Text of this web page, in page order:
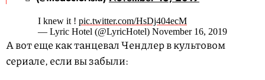
I knew it ! pic.twitter.com/HsDj404ecM
— Lyric Hotel (@LyricHotel) November 16, 2019
А вот еще как танцевал Чендлер в культовом
сериале, если вы забыли: